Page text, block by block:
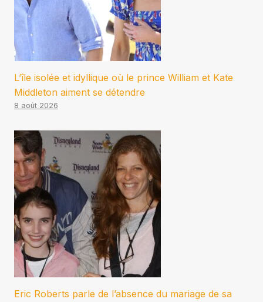
L’île isolée et idyllique où le prince William et Kate
Middleton aiment se détendre
8 août 2026
Eric Roberts parle de l’absence du mariage de sa